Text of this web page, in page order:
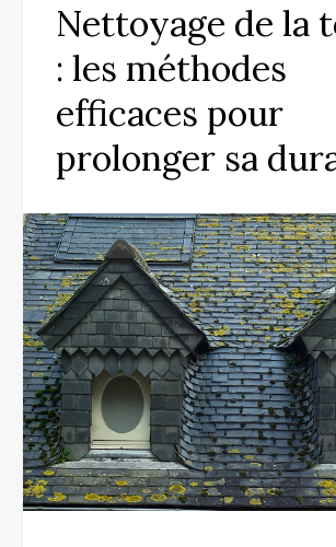
Nettoyage de la
: les méthodes
efficaces pour
prolonger sa